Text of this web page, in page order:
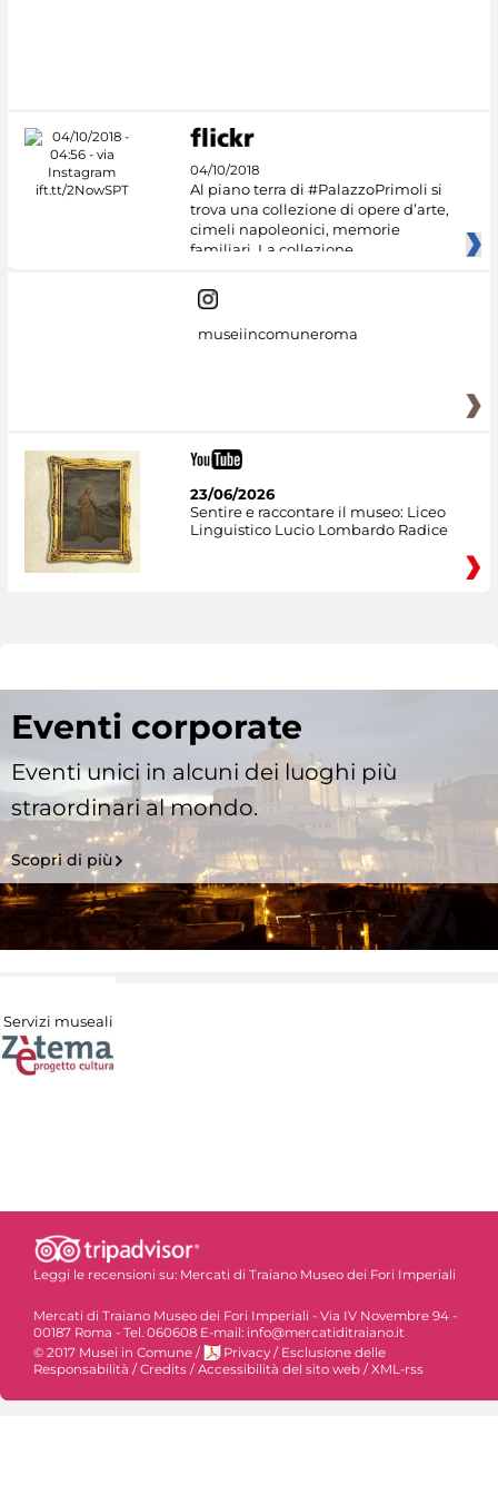
04/10/2018
Al piano terra di #PalazzoPrimoli si
trova una collezione di opere d’arte,
cimeli napoleonici, memorie
familiari. La collezione
museiincomuneroma
23/06/2026
Sentire e raccontare il museo: Liceo
Linguistico Lucio Lombardo Radice
Eventi corporate
Eventi unici in alcuni dei luoghi più
straordinari al mondo.
Scopri di più
Servizi museali
Leggi le recensioni su: Mercati di Traiano Museo dei Fori Imperiali
Mercati di Traiano Museo dei Fori Imperiali - Via IV Novembre 94 -
00187 Roma - Tel. 060608 E-mail: info@mercatiditraiano.it
© 2017 Musei in Comune / Privacy / Esclusione delle
Responsabilità / Credits / Accessibilità del sito web / XML-rss